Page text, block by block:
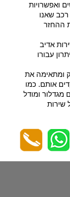
ואפשרויות
שאנו
ההחזר
אדיב
עבורו
ומתאימה את
אותם. כמו
מגדלור ומודל
שירות